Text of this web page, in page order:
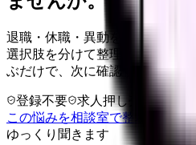
退職・休職・異動を急いで決め
選択肢を分けて整理します。 「
ぶだけで、次に確認することま
登録不要 求人押し売りなし
この悩みを相談室で整理する
ゆっくり聞きます